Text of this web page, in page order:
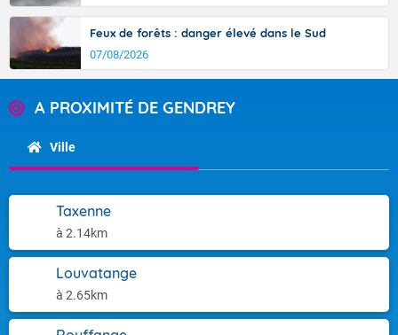
Feux de forêts : danger élevé dans le Sud
07/08/2026
A PROXIMITÉ DE GENDREY
Ville
Taxenne
à 2.14km
Louvatange
à 2.65km